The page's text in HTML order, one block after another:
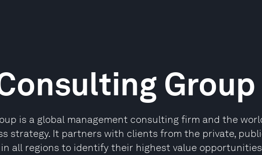
Group
is a global management consulting firm and the
strategy. It partners with clients from the private,
all regions to identify their highest value